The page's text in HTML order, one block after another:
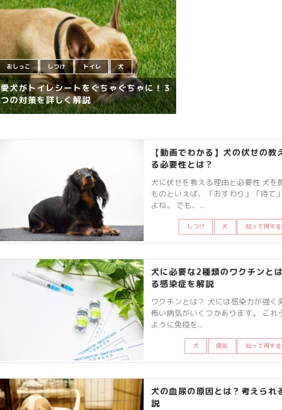
愛犬がトイレシートをぐちゃぐちゃに！３
つの対策を詳しく解説
おしっこ しつけ トイレ 犬 飼い主さんの悩み
【動画でわかる】犬の伏せの教
る必要性とは？
犬に伏せを教える理由と必要性 犬を
ものといえば、「おすわり」「待て
よね。 でも、...
しつけ 犬 知って得する
犬に必要な2種類のワクチンと
る感染症を解説
ワクチンとは？ 犬には感染力が強く
怖い病気がいくつかあります。 これ
ように免疫を...
犬 病気 知って得する
犬の血尿の原因とは？考えられ
説